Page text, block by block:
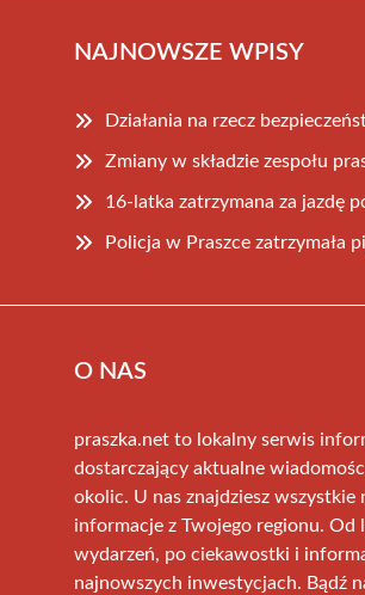
NAJNOWSZE WPISY
Działania na rzecz
Zmiany w składzie zespołu
16-latka zatrzymana za jazdę
Policja w Praszce zatrzymała
O NAS
praszka.net to lokalny serwis
dostarczający aktualne
okolic. U nas znajdziesz wszystkie
informacje z Twojego regionu. Od
wydarzeń, po ciekawostki i
najnowszych inwestycjach. Bądź